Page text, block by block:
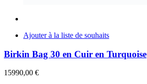
Ajouter à la liste de souhaits
Birkin Bag 30 en Cuir en Turquoise
15990,00 €